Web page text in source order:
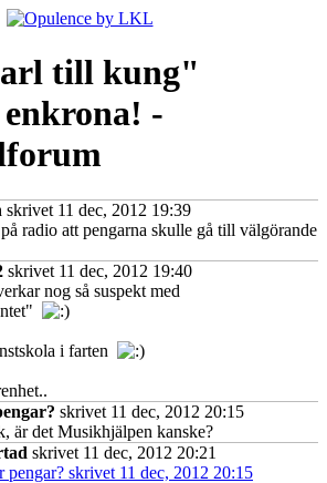
till kung"
-
skrivet 11 dec, 2012 19:39
radio att pengarna skulle gå till välgörande
skrivet 11 dec, 2012 19:40
nog så suspekt med
i farten
skrivet 11 dec, 2012 20:15
är det Musikhjälpen kanske?
skrivet 11 dec, 2012 20:21
pengar? skrivet 11 dec, 2012 20:15